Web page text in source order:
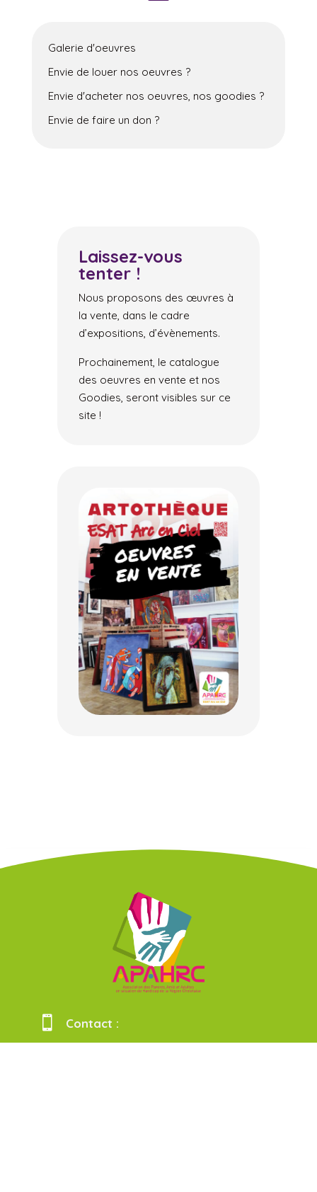
Galerie d'oeuvres
Envie de louer nos oeuvres ?
Envie d'acheter nos oeuvres, nos goodies ?
Envie de faire un don ?
Laissez-vous
tenter !
Nous proposons des œuvres à
la vente, dans le cadre
d’expositions, d’évènements.
Prochainement, le catalogue
des oeuvres en vente et nos
Goodies, seront visibles sur ce
site !
 Contact :
Tél :02 41 75 94 36